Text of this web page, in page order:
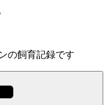
の飼育記録です